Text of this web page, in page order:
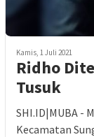
Kamis, 1 Juli 2021
Ridho
Tusuk
SHI.ID|MUBA -
Kecamatan